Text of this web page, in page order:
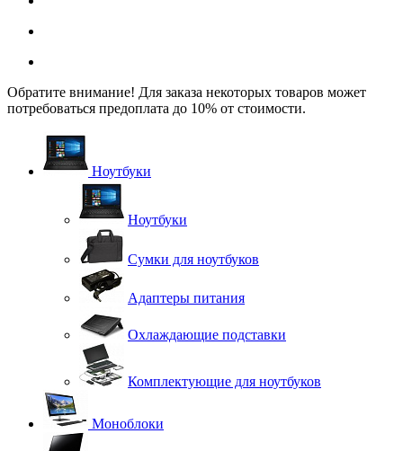
Обратите внимание! Для заказа некоторых товаров может
потребоваться предоплата до 10% от стоимости.
Ноутбуки
Ноутбуки
Сумки для ноутбуков
Адаптеры питания
Охлаждающие подставки
Комплектующие для ноутбуков
Моноблоки